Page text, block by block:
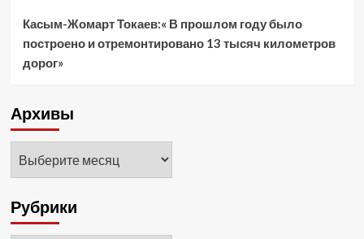
Касым-Жомарт Токаев:« В прошлом году было
построено и отремонтировано 13 тысяч километров
дорог»
Архивы
Рубрики